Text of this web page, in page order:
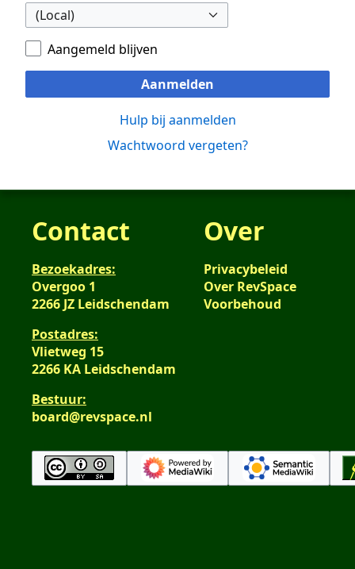
Aangemeld blijven
Aanmelden
Hulp bij aanmelden
Wachtwoord vergeten?
Contact
Bezoekadres:
Overgoo 1
2266 JZ Leidschendam
Postadres:
Vlietweg 15
2266 KA Leidschendam
Bestuur:
board@revspace.nl
Over
Privacybeleid
Over RevSpace
Voorbehoud